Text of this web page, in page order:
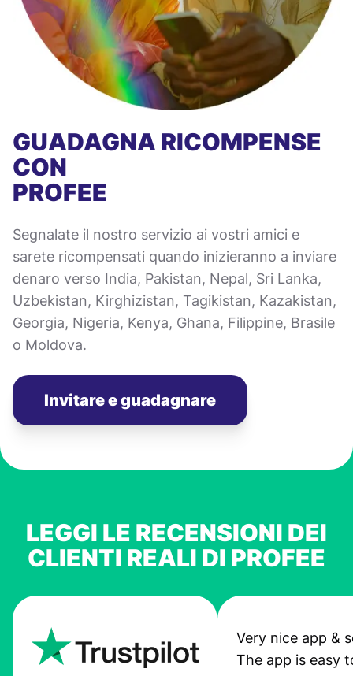
GUADAGNA RICOMPENSE
CON
PROFEE
Segnalate il nostro servizio ai vostri amici e
sarete ricompensati quando inizieranno a inviare
denaro verso India, Pakistan, Nepal, Sri Lanka,
Uzbekistan, Kirghizistan, Tagikistan, Kazakistan,
Georgia, Nigeria, Kenya, Ghana, Filippine, Brasile
o Moldova.
Invitare e guadagnare
LEGGI LE RECENSIONI DEI
CLIENTI REALI DI PROFEE
Very nice app &
The app is easy